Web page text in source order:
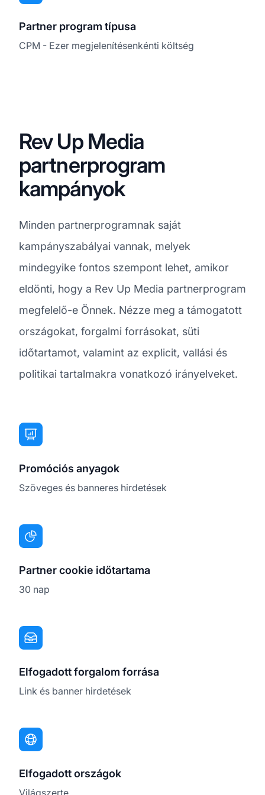
Partner program típusa
CPM - Ezer megjelenítésenkénti költség
Rev Up Media
partnerprogram
kampányok
Minden partnerprogramnak saját
kampányszabályai vannak, melyek
mindegyike fontos szempont lehet, amikor
eldönti, hogy a Rev Up Media partnerprogram
megfelelő-e Önnek. Nézze meg a támogatott
országokat, forgalmi forrásokat, süti
időtartamot, valamint az explicit, vallási és
politikai tartalmakra vonatkozó irányelveket.
Promóciós anyagok
Szöveges és banneres hirdetések
Partner cookie időtartama
30 nap
Elfogadott forgalom forrása
Link és banner hirdetések
Elfogadott országok
Világszerte